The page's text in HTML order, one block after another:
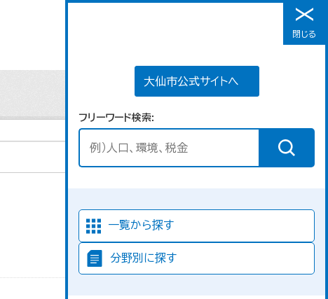
メニュー
大仙市公式サイトへ
フリーワード検索
一覧から探す
分野別に探す
閉じる